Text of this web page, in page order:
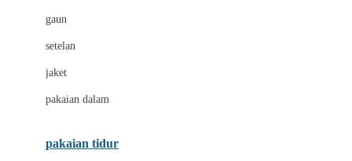
Drew
gaun
setelan
jaket
pakaian dalam
pakaian tidur